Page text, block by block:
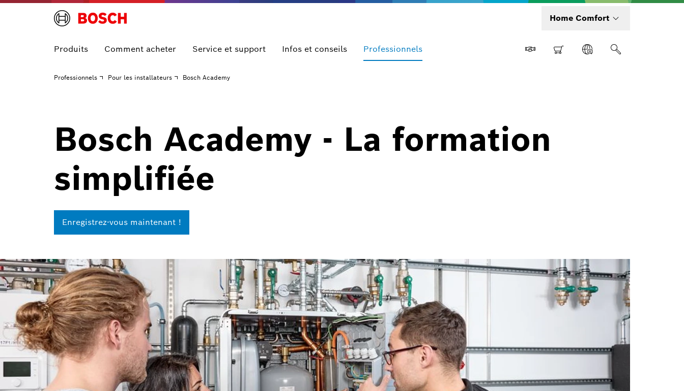
Home Comfort
Produits Comment acheter Service et support Infos et conseils Professionnels
Professionnels Pour les installateurs Bosch Academy
Bosch Academy - La formation
simplifiée
Enregistrez-vous maintenant !